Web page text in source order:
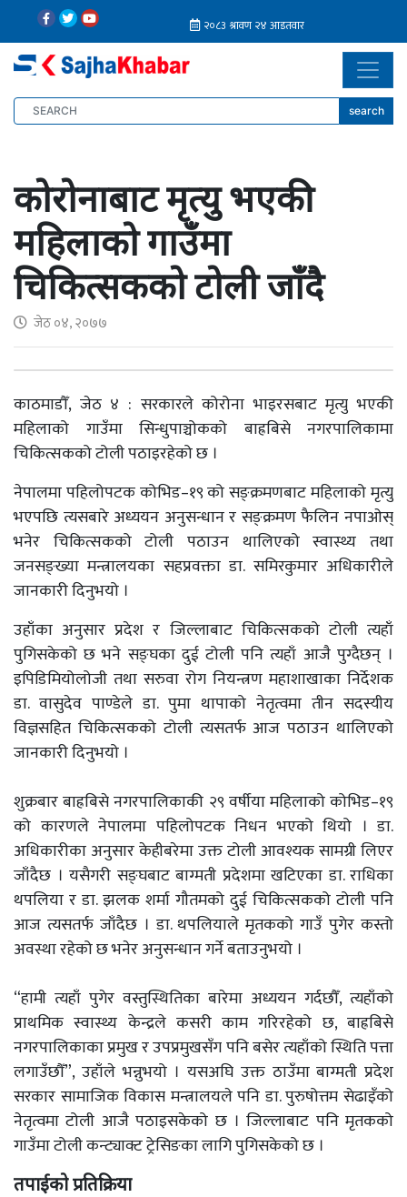
search
कोरोनाबाट मृत्यु भएकी
महिलाको गाउँमा
चिकित्सकको टोली जाँदै
जेठ ०४, २०७७
काठमाडौँ, जेठ ४ : सरकारले कोरोना भाइरसबाट मृत्यु भएकी
महिलाको गाउँमा सिन्धुपाञ्चोकको बाह्रबिसे नगरपालिकामा
चिकित्सकको टोली पठाइरहेको छ ।
नेपालमा पहिलोपटक कोभिड–१९ को सङ्क्रमणबाट महिलाको मृत्यु
भएपछि त्यसबारे अध्ययन अनुसन्धान र सङ्क्रमण फैलिन नपाओस्
भनेर चिकित्सकको टोली पठाउन थालिएको स्वास्थ्य तथा
जनसङ्ख्या मन्त्रालयका सहप्रवक्ता डा. समिरकुमार अधिकारीले
जानकारी दिनुभयो ।
उहाँका अनुसार प्रदेश र जिल्लाबाट चिकित्सकको टोली त्यहाँ
पुगिसकेको छ भने सङ्घका दुई टोली पनि त्यहाँ आजै पुग्दैछन् ।
इपिडिमियोलोजी तथा सरुवा रोग नियन्त्रण महाशाखाका निर्देशक
डा. वासुदेव पाण्डेले डा. पुमा थापाको नेतृत्वमा तीन सदस्यीय
विज्ञसहित चिकित्सकको टोली त्यसतर्फ आज पठाउन थालिएको
जानकारी दिनुभयो ।
शुक्रबार बाह्रबिसे नगरपालिकाकी २९ वर्षीया महिलाको कोभिड–१९
को कारणले नेपालमा पहिलोपटक निधन भएको थियो । डा.
अधिकारीका अनुसार केहीबरेमा उक्त टोली आवश्यक सामग्री लिएर
जाँदैछ । यसैगरी सङ्घबाट बाग्मती प्रदेशमा खटिएका डा. राधिका
थपलिया र डा. झलक शर्मा गौतमको दुई चिकित्सकको टोली पनि
आज त्यसतर्फ जाँदैछ । डा. थपलियाले मृतकको गाउँ पुगेर कस्तो
अवस्था रहेको छ भनेर अनुसन्धान गर्ने बताउनुभयो ।
“हामी त्यहाँ पुगेर वस्तुस्थितिका बारेमा अध्ययन गर्दछौँ, त्यहाँको
प्राथमिक स्वास्थ्य केन्द्रले कसरी काम गरिरहेको छ, बाह्रबिसे
नगरपालिकाका प्रमुख र उपप्रमुखसँग पनि बसेर त्यहाँको स्थिति पत्ता
लगाउँछौँ”, उहाँले भन्नुभयो । यसअघि उक्त ठाउँमा बाग्मती प्रदेश
सरकार सामाजिक विकास मन्त्रालयले पनि डा. पुरुषोत्तम सेढाइँको
नेतृत्वमा टोली आजै पठाइसकेको छ । जिल्लाबाट पनि मृतकको
गाउँमा टोली कन्ट्याक्ट ट्रेसिङका लागि पुगिसकेको छ ।
तपाईको प्रतिक्रिया